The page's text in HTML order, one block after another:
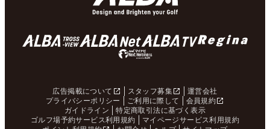
広告掲載について スタッフ募集
運営会社
プライバシーポリシー
ご利用に際して
会員規約
ガイドライン
特定商取引法に基づく表示
ゴルフ場予約サービス利用規約
マイページサービス利用規約